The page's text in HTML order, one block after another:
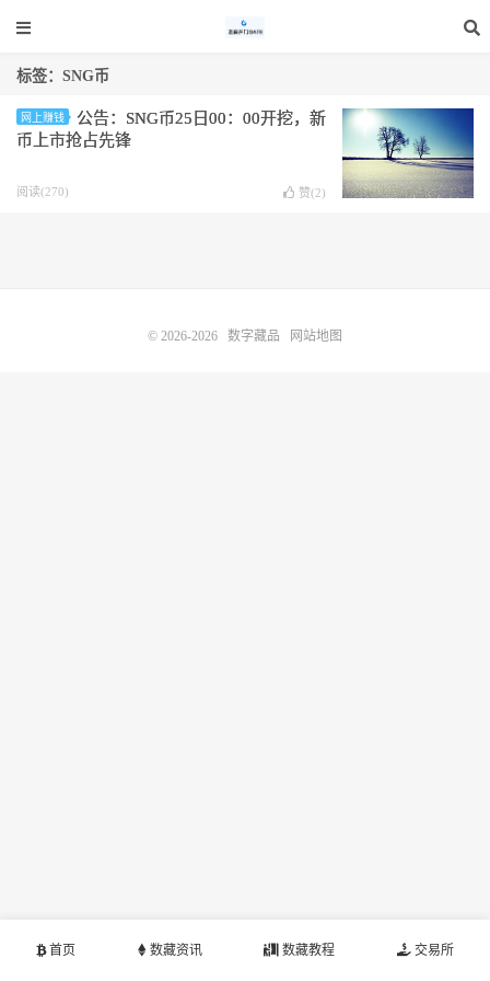
标签：SNG币
网上赚钱
公告：SNG币25日00：00开挖，新
币上市抢占先锋
阅读(270) 赞(2)
首页 数藏资讯 数藏教程 交易所
© 2026-2026 数字藏品 网站地图